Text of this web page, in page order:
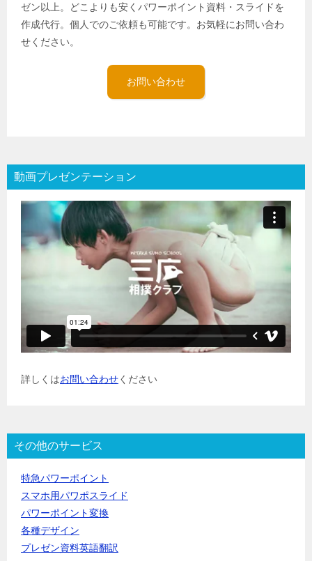
ゼン以上。どこよりも安くパワーポイント資料・スライドを
作成代行。個人でのご依頼も可能です。お気軽にお問い合わ
せください。
お問い合わせ
動画プレゼンテーション
詳しくはお問い合わせください
その他のサービス
特急パワーポイント
スマホ用パワポスライド
パワーポイント変換
各種デザイン
プレゼン資料英語翻訳